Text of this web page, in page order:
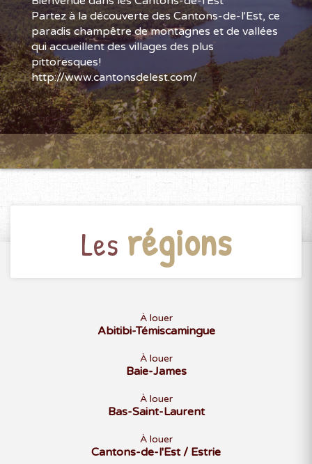
Partez à la découverte des Cantons-de-l'Est, ce
paradis champêtre de montagnes et de vallées
qui accueillent des villages des plus
pittoresques!
http://www.cantonsdelest.com/
Les régions
À louer
Abitibi-Témiscamingue
À louer
Baie-James
À louer
Bas-Saint-Laurent
À louer
Cantons-de-l'Est / Estrie